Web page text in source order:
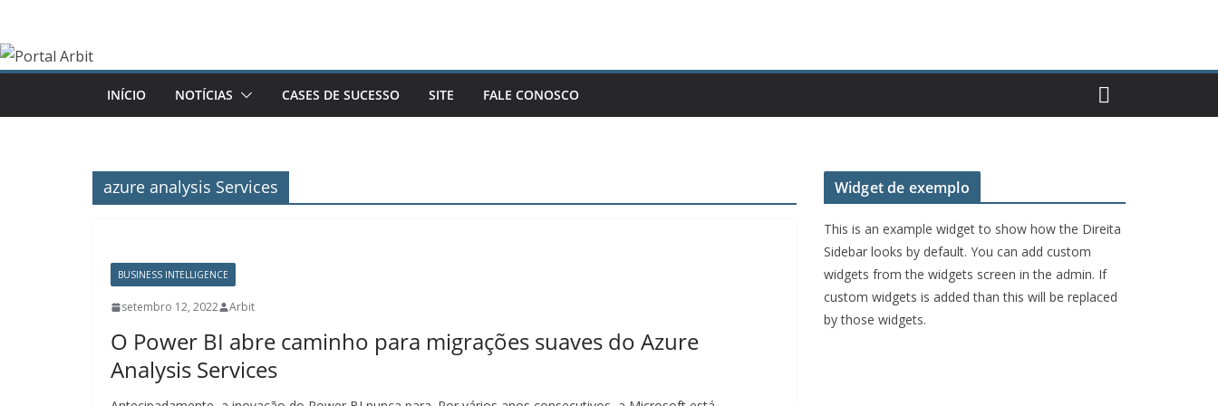
o
INÍCIO NOTÍCIAS CASES DE SUCESSO SITE FALE CONOSCO
azure analysis Services
BUSINESS INTELLIGENCE
setembro 12, 2022 Arbit
O Power BI abre caminho para migrações suaves do Azure
Analysis Services
Widget de exemplo
This is an example widget to show how the Direita
Sidebar looks by default. You can add custom
widgets from the widgets screen in the admin. If
custom widgets is added than this will be replaced
by those widgets.